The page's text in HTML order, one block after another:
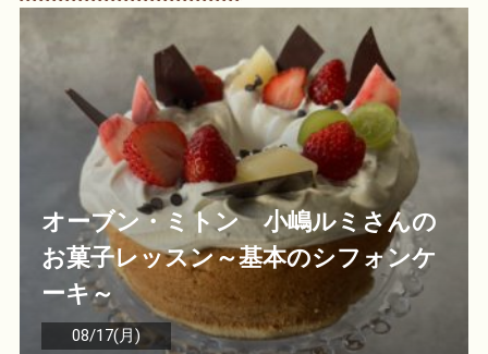
オーブン・ミトン 小嶋ルミさんの
お菓子レッスン～基本のシフォンケ
ーキ～
08/17(月)